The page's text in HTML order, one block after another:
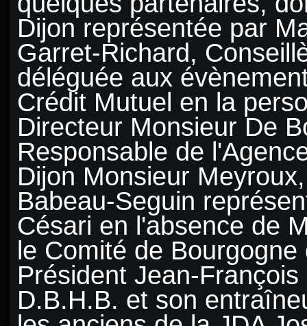
Dijon représentée par
Garret-Richard,
déléguée aux
Crédit Mutuel en la
Directeur Monsieur De
Responsable de
Dijon Monsieur
Babeau-Seguin
Césari en l'absence de
le Comité de
Président Jean-
D.B.H.B. et son